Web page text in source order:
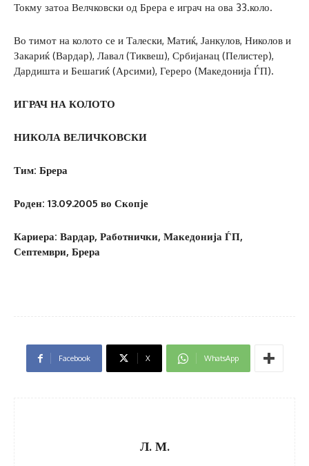
Токму затоа Велчковски од Брера е играч на ова 33.коло.
Во тимот на колото се и Талески, Матиќ, Јанкулов, Николов и
Закариќ (Вардар), Лавал (Тиквеш), Србијанац (Пелистер),
Дардишта и Бешагиќ (Арсими), Гереро (Македонија ЃП).
ИГРАЧ НА КОЛОТО
НИКОЛА ВЕЛИЧКОВСКИ
Тим: Брера
Роден: 13.09.2005 во Скопје
Кариера: Вардар, Работнички, Македонија ЃП,
Септември, Брера
Facebook X WhatsApp
Л. М.